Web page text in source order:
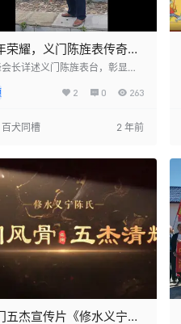
荣耀，义门陈旌表传奇：
尊崇，家风典范
会长详述义门陈旌表台，彰显各
千年的家族荣誉与德行，成为
2 0 263
百犬同槽 2 年前
五杰宣传片《修水义宁陈